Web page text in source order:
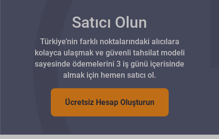
Satıcı Olun
Türkiye’nin farklı noktalarındaki alıcılara
kolayca ulaşmak ve güvenli tahsilat modeli
sayesinde ödemelerini 3 iş günü içerisinde
almak için hemen satıcı ol.
Ücretsiz Hesap Oluşturun